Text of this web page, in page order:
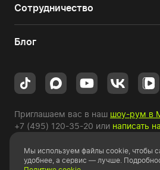
Сотрудничество
Блог
Приглашаем вас в наш шоу-рум в
+7 (495) 120-35-20 или написать
Copyright © 2010-2026 HYPERPC.
Мы используем файлы cookie, чтобы
удобнее, а сервис — лучше.